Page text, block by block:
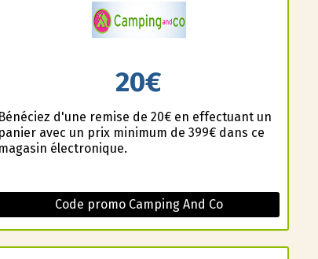
20€
Bénéficiez d'une remise de 20€ en effectuant un
panier avec un prix minimum de 399€ dans ce
magasin électronique.
Code promo Camping And Co